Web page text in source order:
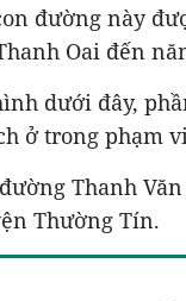
đường này
Oai đến
dưới đây,
ở trong phạm
Thanh
Thường Tín.